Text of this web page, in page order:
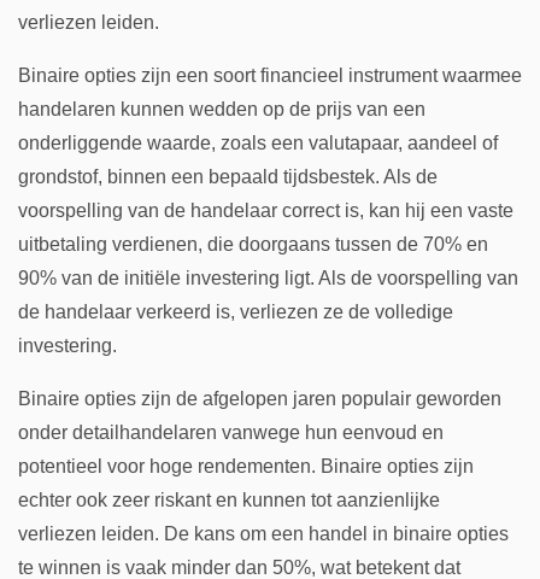
verliezen leiden.
Binaire opties zijn een soort financieel instrument waarmee
handelaren kunnen wedden op de prijs van een
onderliggende waarde, zoals een valutapaar, aandeel of
grondstof, binnen een bepaald tijdsbestek. Als de
voorspelling van de handelaar correct is, kan hij een vaste
uitbetaling verdienen, die doorgaans tussen de 70% en
90% van de initiële investering ligt. Als de voorspelling van
de handelaar verkeerd is, verliezen ze de volledige
investering.
Binaire opties zijn de afgelopen jaren populair geworden
onder detailhandelaren vanwege hun eenvoud en
potentieel voor hoge rendementen. Binaire opties zijn
echter ook zeer riskant en kunnen tot aanzienlijke
verliezen leiden. De kans om een handel in binaire opties
te winnen is vaak minder dan 50%, wat betekent dat